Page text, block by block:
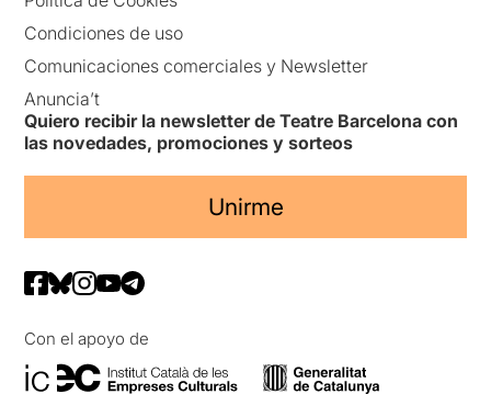
Condiciones de uso
Comunicaciones comerciales y Newsletter
Anuncia’t
Quiero recibir la newsletter de Teatre Barcelona con
las novedades, promociones y sorteos
Unirme
Con el apoyo de